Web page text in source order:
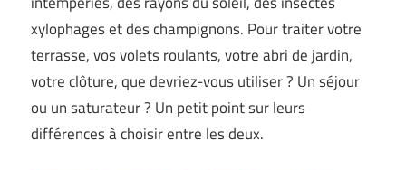
xylophages et des champignons. Pour traiter votre
terrasse, vos volets roulants, votre abri de jardin,
votre clôture, que devriez-vous utiliser ? Un séjour
ou un saturateur ? Un petit point sur leurs
différences à choisir entre les deux.